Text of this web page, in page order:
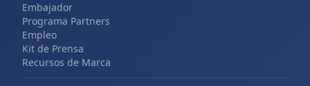
Embajador
Programa Partners
Empleo
Kit de Prensa
Recursos de Marca